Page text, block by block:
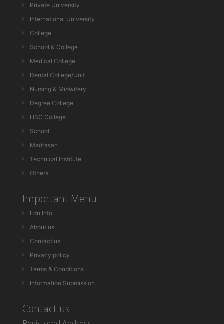
Private University
International University
College
School & College
Medical College
Dental College/Unit
Nursing & Midwifery
Degree College
HSC College
School
Madrasah
Technical Institute
Others
Important Menu
Edu Info
About us
Contact us
Privacy policy
Terms & Conditions
Information Submission
Contact us